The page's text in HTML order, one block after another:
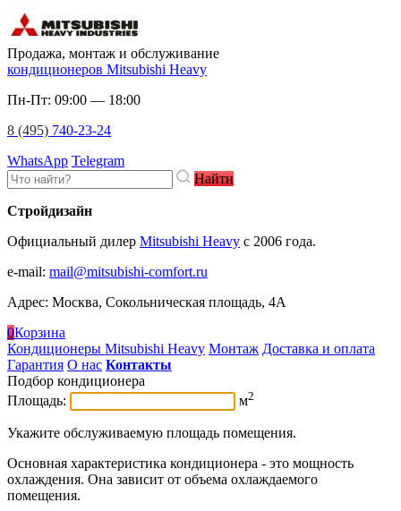
Продажа, монтаж и обслуживание
кондиционеров Mitsubishi Heavy
Пн-Пт: 09:00 — 18:00
8 (495) 740-23-24
WhatsApp Telegram
Найти
Стройдизайн
Официальный дилер Mitsubishi Heavy c 2006 года.
e-mail: mail@mitsubishi-comfort.ru
Адрес: Москва, Сокольническая площадь, 4А
0Корзина
Кондиционеры Mitsubishi Heavy Монтаж Доставка и оплата
Гарантия О нас Контакты
Подбор кондиционера
Площадь:
м2
Укажите обслуживаемую площадь помещения.
Основная характеристика кондиционера - это мощность
охлаждения. Она зависит от объема охлаждаемого
помещения.